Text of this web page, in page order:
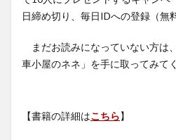
日締め切り、毎日IDへの登録（無
まだお読みになっていない方は
車小屋のネネ」を手に取ってみて
【書籍の詳細はこちら】